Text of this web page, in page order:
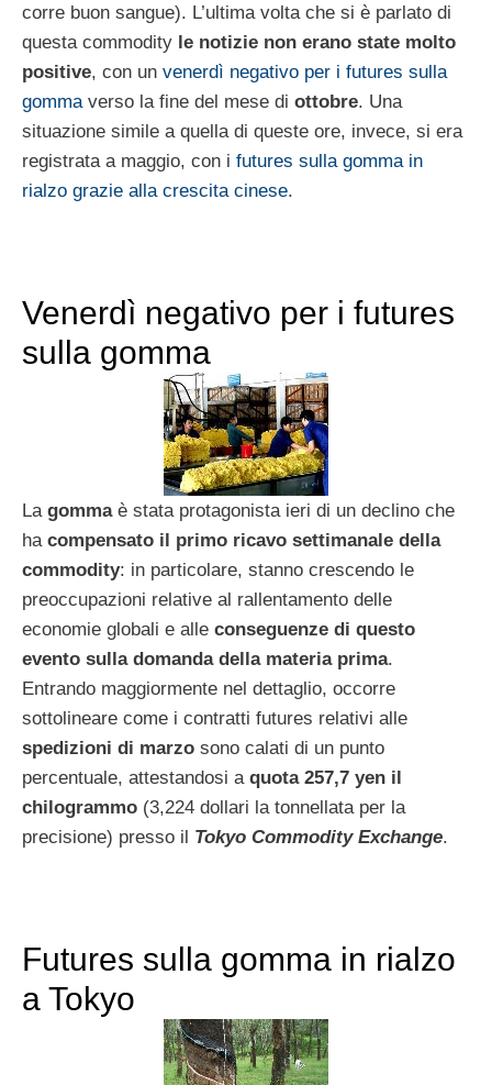
corre buon sangue). L’ultima volta che si è parlato di
questa commodity le notizie non erano state molto
positive, con un venerdì negativo per i futures sulla
gomma verso la fine del mese di ottobre. Una
situazione simile a quella di queste ore, invece, si era
registrata a maggio, con i futures sulla gomma in
rialzo grazie alla crescita cinese.
Venerdì negativo per i futures
sulla gomma
La gommaè stata protagonista ieri di un declino che
ha compensato il primo ricavo settimanale della
commodity: in particolare, stanno crescendo le
preoccupazioni relative al rallentamento delle
economie globali e alle conseguenze di questo
evento sulla domanda della materia prima.
Entrando maggiormente nel dettaglio, occorre
sottolineare come i contratti futures relativi alle
spedizioni di marzo sono calati di un punto
percentuale, attestandosi a quota 257,7 yen il
chilogrammo (3,224 dollari la tonnellata per la
precisione) presso il Tokyo Commodity Exchange.
Futures sulla gomma in rialzo
a Tokyo